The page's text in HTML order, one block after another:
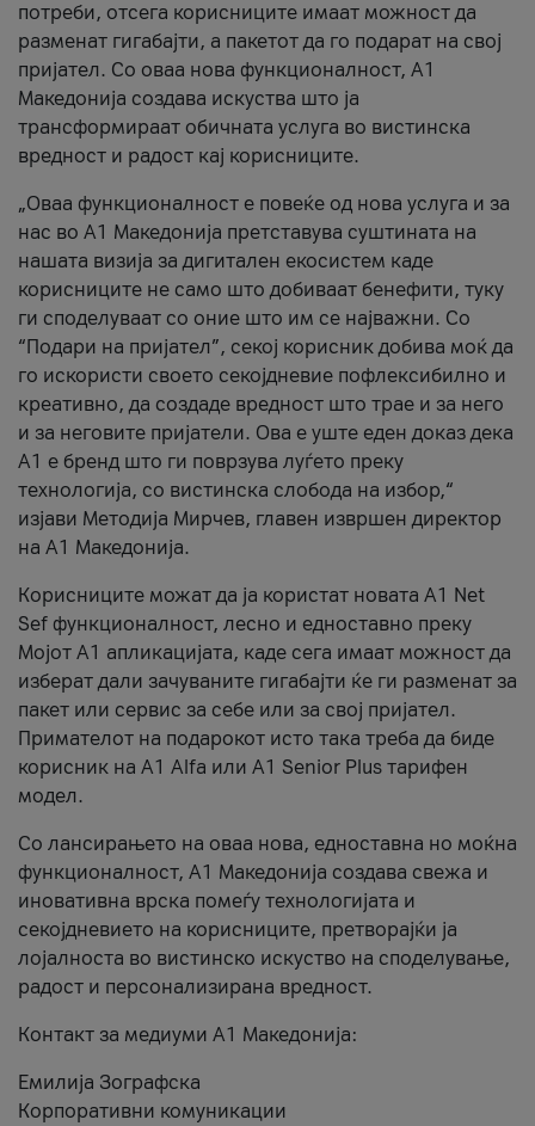
потреби, отсега корисниците имаат можност да
разменат гигабајти, а пакетот да го подарат на свој
пријател. Со оваа нова функционалност, А1
Македонија создава искуства што ја
трансформираат обичната услуга во вистинска
вредност и радост кај корисниците.
„Оваа функционалност е повеќе од нова услуга и за
нас во А1 Македонија претставува суштината на
нашата визија за дигитален екосистем каде
корисниците не само што добиваат бенефити, туку
ги споделуваат со оние што им се најважни. Со
“Подари на пријател”, секој корисник добива моќ да
го искористи своето секојдневие пофлексибилно и
креативно, да создаде вредност што трае и за него
и за неговите пријатели. Ова е уште еден доказ дека
А1 е бренд што ги поврзува луѓето преку
технологија, со вистинска слобода на избор,“
изјави Методија Мирчев, главен извршен директор
на А1 Македонија.
Корисниците можат да ја користат новата А1 Net
Sef функционалност, лесно и едноставно преку
Мојот А1 апликацијата, каде сега имаат можност да
изберат дали зачуваните гигабајти ќе ги разменат за
пакет или сервис за себе или за свој пријател.
Примателот на подарокот исто така треба да биде
корисник на А1 Alfa или A1 Senior Plus тарифен
модел.
Со лансирањето на оваа нова, едноставна но моќна
функционалност, А1 Македонија создава свежа и
иновативна врска помеѓу технологијата и
секојдневието на корисниците, претворајќи ја
лојалноста во вистинско искуство на споделување,
радост и персонализирана вредност.
Контакт за медиуми А1 Македонија:
Емилија Зографска
Корпоративни комуникации